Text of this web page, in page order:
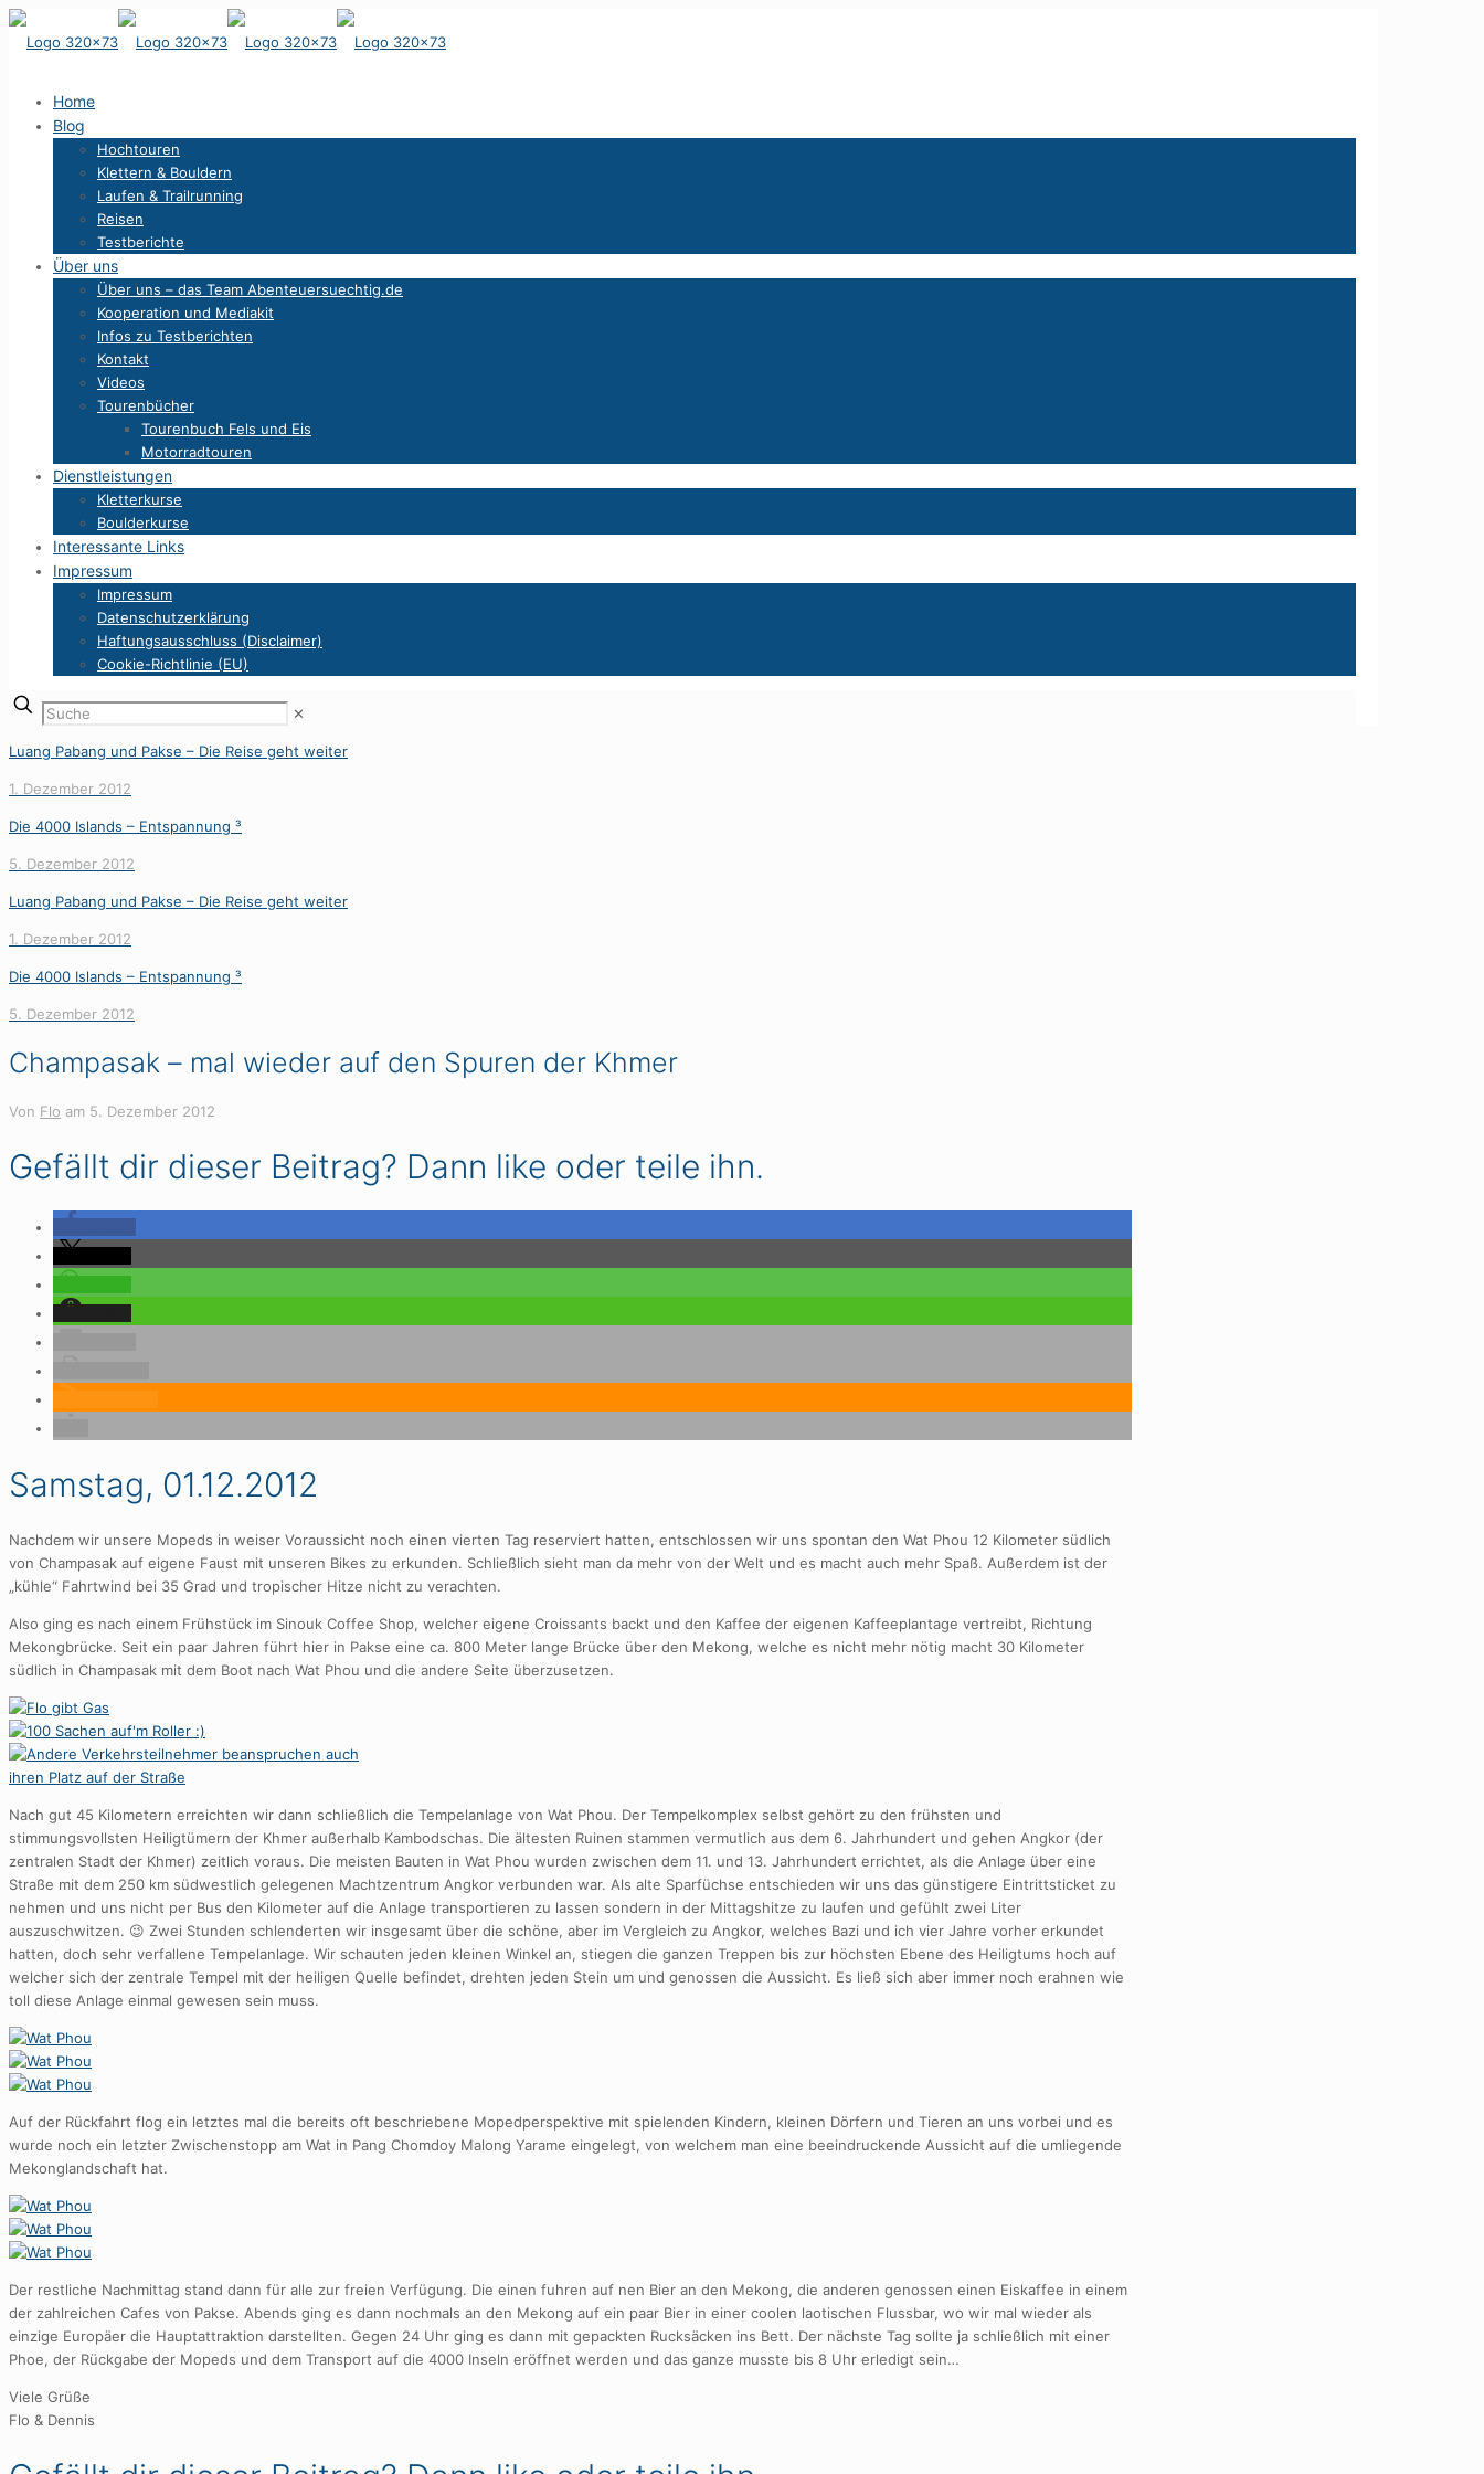
Home
Blog
Hochtouren
Klettern & Bouldern
Laufen & Trailrunning
Reisen
Testberichte
Über uns
Über uns – das Team Abenteuersuechtig.de
Kooperation und Mediakit
Infos zu Testberichten
Kontakt
Videos
Tourenbücher
Tourenbuch Fels und Eis
Motorradtouren
Dienstleistungen
Kletterkurse
Boulderkurse
Interessante Links
Impressum
Impressum
Datenschutzerklärung
Haftungsausschluss (Disclaimer)
Cookie-Richtlinie (EU)
✕
Luang Pabang und Pakse – Die Reise geht weiter
1. Dezember 2012
Die 4000 Islands – Entspannung ³
5. Dezember 2012
Luang Pabang und Pakse – Die Reise geht weiter
1. Dezember 2012
Die 4000 Islands – Entspannung ³
5. Dezember 2012
Champasak – mal wieder auf den Spuren der Khmer
Von Flo am 5. Dezember 2012
Gefällt dir dieser Beitrag? Dann like oder teile ihn.
Samstag, 01.12.2012
Nachdem wir unsere Mopeds in weiser Voraussicht noch einen vierten Tag reserviert hatten, entschlossen wir uns spontan den Wat Phou 12 Kilometer südlich
von Champasak auf eigene Faust mit unseren Bikes zu erkunden. Schließlich sieht man da mehr von der Welt und es macht auch mehr Spaß. Außerdem ist der
„kühle“ Fahrtwind bei 35 Grad und tropischer Hitze nicht zu verachten.
Also ging es nach einem Frühstück im Sinouk Coffee Shop, welcher eigene Croissants backt und den Kaffee der eigenen Kaffeeplantage vertreibt, Richtung
Mekongbrücke. Seit ein paar Jahren führt hier in Pakse eine ca. 800 Meter lange Brücke über den Mekong, welche es nicht mehr nötig macht 30 Kilometer
südlich in Champasak mit dem Boot nach Wat Phou und die andere Seite überzusetzen.
Nach gut 45 Kilometern erreichten wir dann schließlich die Tempelanlage von Wat Phou. Der Tempelkomplex selbst gehört zu den frühsten und
stimmungsvollsten Heiligtümern der Khmer außerhalb Kambodschas. Die ältesten Ruinen stammen vermutlich aus dem 6. Jahrhundert und gehen Angkor (der
zentralen Stadt der Khmer) zeitlich voraus. Die meisten Bauten in Wat Phou wurden zwischen dem 11. und 13. Jahrhundert errichtet, als die Anlage über eine
Straße mit dem 250 km südwestlich gelegenen Machtzentrum Angkor verbunden war. Als alte Sparfüchse entschieden wir uns das günstigere Eintrittsticket zu
nehmen und uns nicht per Bus den Kilometer auf die Anlage transportieren zu lassen sondern in der Mittagshitze zu laufen und gefühlt zwei Liter
auszuschwitzen. 😉 Zwei Stunden schlenderten wir insgesamt über die schöne, aber im Vergleich zu Angkor, welches Bazi und ich vier Jahre vorher erkundet
hatten, doch sehr verfallene Tempelanlage. Wir schauten jeden kleinen Winkel an, stiegen die ganzen Treppen bis zur höchsten Ebene des Heiligtums hoch auf
welcher sich der zentrale Tempel mit der heiligen Quelle befindet, drehten jeden Stein um und genossen die Aussicht. Es ließ sich aber immer noch erahnen wie
toll diese Anlage einmal gewesen sein muss.
Auf der Rückfahrt flog ein letztes mal die bereits oft beschriebene Mopedperspektive mit spielenden Kindern, kleinen Dörfern und Tieren an uns vorbei und es
wurde noch ein letzter Zwischenstopp am Wat in Pang Chomdoy Malong Yarame eingelegt, von welchem man eine beeindruckende Aussicht auf die umliegende
Mekonglandschaft hat.
Der restliche Nachmittag stand dann für alle zur freien Verfügung. Die einen fuhren auf nen Bier an den Mekong, die anderen genossen einen Eiskaffee in einem
der zahlreichen Cafes von Pakse. Abends ging es dann nochmals an den Mekong auf ein paar Bier in einer coolen laotischen Flussbar, wo wir mal wieder als
einzige Europäer die Hauptattraktion darstellten. Gegen 24 Uhr ging es dann mit gepackten Rucksäcken ins Bett. Der nächste Tag sollte ja schließlich mit einer
Phoe, der Rückgabe der Mopeds und dem Transport auf die 4000 Inseln eröffnet werden und das ganze musste bis 8 Uhr erledigt sein…
Viele Grüße
Flo & Dennis